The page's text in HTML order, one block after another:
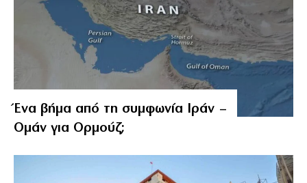
Ένα βήμα από τη συμφωνία Ιράν –
Ομάν για Ορμούζ;